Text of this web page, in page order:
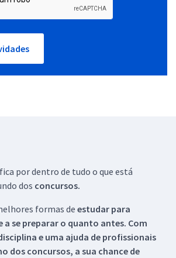
por dentro de tudo o que está
dos concursos.
formas de estudar para
a se preparar o quanto antes. Com
e uma ajuda de profissionais
dos concursos, a sua chance de